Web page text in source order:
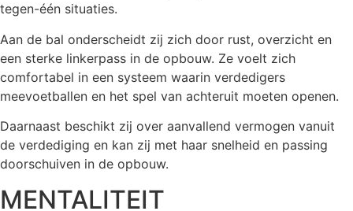
tegen-één situaties.
Aan de bal onderscheidt zij zich door rust, overzicht en
een sterke linkerpass in de opbouw. Ze voelt zich
comfortabel in een systeem waarin verdedigers
meevoetballen en het spel van achteruit moeten openen.
Daarnaast beschikt zij over aanvallend vermogen vanuit
de verdediging en kan zij met haar snelheid en passing
doorschuiven in de opbouw.
MENTALITEIT